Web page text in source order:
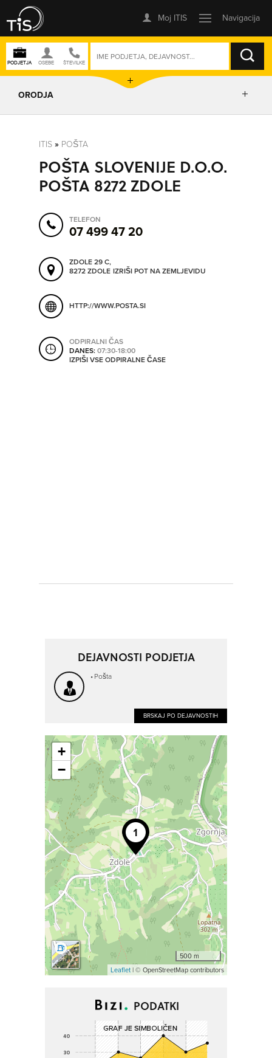
ISKANJE
ORODJA
POSLOVNE ENOTE
ORODJA
SHRANI V MOJ ITIS
ITIS » POŠTA
POŠTA SLOVENIJE D.O.O.
POŠTA 8272 ZDOLE
TELEFON
07 499 47 20
ZDOLE 29 C,
8272 ZDOLE IZRIŠI POT NA ZEMLJEVIDU
HTTP://WWW.POSTA.SI
ODPIRALNI ČAS
DANES:07:30-18:00
IZPIŠI VSE ODPIRALNE ČASE
DEJAVNOSTI PODJETJA
Pošta
BRSKAJ PO DEJAVNOSTIH
+
−
500 m
Leaflet| © OpenStreetMap contributors
PODATKI